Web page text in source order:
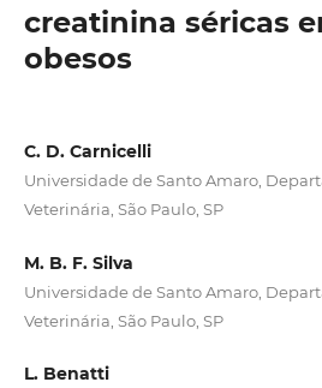
creatinina séricas
obesos
C. D. Carnicelli
Universidade de Santo Amaro,
Veterinária, São Paulo, SP
M. B. F. Silva
Universidade de Santo Amaro,
Veterinária, São Paulo, SP
L. Benatti